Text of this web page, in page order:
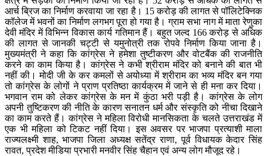
आर्च ब्रिज का निर्माण करवाया जा रहा है। 15 करोड़ की लागत से पॉलिटेक्निक
कॉलेज में भवनों का निर्माण लगभग पूरा हो गया है। ग्राम सभा नाग में माता रेणुका
देवी मंदिर में विभिन्न विकास कार्य गतिमान हैं। बहुत जल्द 166 करोड़ से अधिक
की लागत से जानकी चट्टी से यमुनोत्री तक रोपवे निर्माण किया जाना है।
मुख्यमंत्री ने कहा कि कांग्रेस ने हमेशा तुष्टीकरण और वोटबैंक की राजनीति
करने का काम किया है। कांग्रेस ने कभी श्रीराम मंदिर को बनाने की बात भी
नहीं की। मोदी जी के कर कमलों से अयोध्या में श्रीराम का भव्य मंदिर बन गया
तो कांग्रेस के लोगों ने प्राण प्रतिष्ठा कार्यक्रम में जाने से ही मना कर दिया।
भगवान राम को लेकर कांग्रेस के मन में कुंठा भरी पड़ी है। कांग्रेस के लोग
अपनी तुष्टिकरण की नीति के कारण सनातन धर्म और संस्कृति को नीचा दिखाने
का काम करते हैं। कांग्रेस ने महिला विरोधी मानसिकता के चलते उत्तराखंड में
एक भी महिला को टिकट नहीं दिया। इस अवसर पर भाजपा प्रत्याशी माला
राज्यलक्ष्मी शाह, भाजपा जिला अध्यक्ष सतेंद्र राणा, पूर्व विधायक केदार सिंह
रावत, प्रदेश मीडिया प्रभारी मनवीर सिंह चैहान एवं अन्य लोग मौजूद रहे।